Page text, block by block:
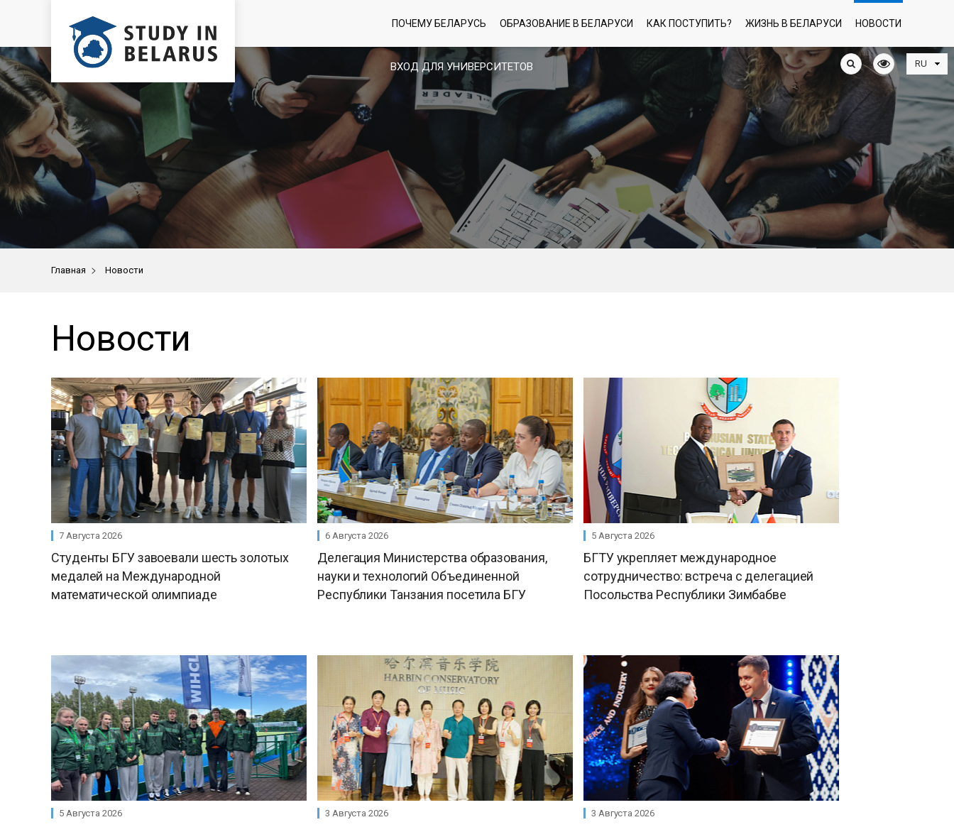
ВХОД ДЛЯ УНИВЕРСИТЕТОВ
ПОЧЕМУ БЕЛАРУСЬ ОБРАЗОВАНИЕ В БЕЛАРУСИ КАК ПОСТУПИТЬ? ЖИЗНЬ В БЕЛАРУСИ НОВОСТИ
Главная > Новости
Новости
7 Августа 2026
Студенты БГУ завоевали шесть золотых
медалей на Международной
математической олимпиаде
6 Августа 2026
Делегация Министерства образования,
науки и технологий Объединенной
Республики Танзания посетила БГУ
5 Августа 2026
БГТУ укрепляет международное
сотрудничество: встреча с делегацией
Посольства Республики Зимбабве
5 Августа 2026 3 Августа 2026 3 Августа 2026